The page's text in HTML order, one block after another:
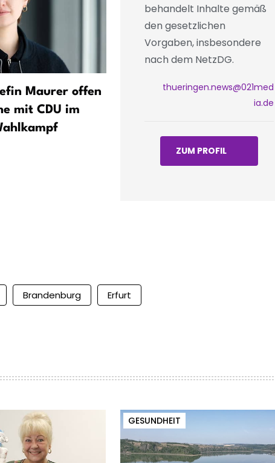
Maurer offen
mit CDU im
Thüringen:
Mio. Euro beantragt, 130
ausgezahlt
behandelt Inhalte gemäß
den gesetzlichen
Vorgaben, insbesondere
nach dem NetzDG.
thueringen.news@021med
ia.de
ZUM PROFIL
Brandenburg Erfurt
GESUNDHEIT